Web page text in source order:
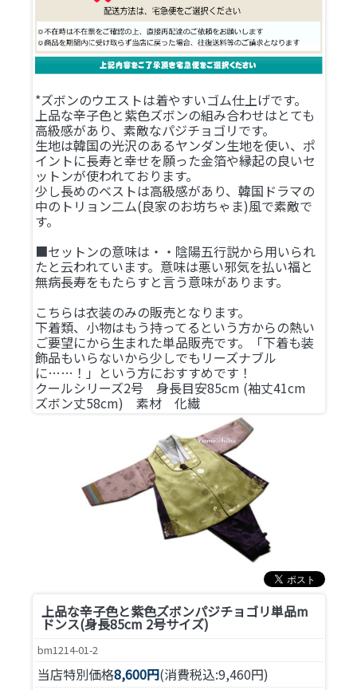
*ズボンのウエストは着やすいゴム仕上げです。
上品な辛子色と紫色ズボンの組み合わせはとても
高級感があり、素敵なパジチョゴリです。
生地は韓国の光沢のあるヤンダン生地を使い、ポ
イントに長寿と幸せを願った金箔や縁起の良いセ
ットンが使われております。
少し長めのベストは高級感があり、韓国ドラマの
中のトリョン二ム(良家のお坊ちゃま)風で素敵で
す。
■セットンの意味は・・陰陽五行説から用いられ
たと云われています。意味は悪い邪気を払い福と
無病長寿をもたらすと言う意味があります。
こちらは衣装のみの販売となります。
下着類、小物はもう持ってるという方からの熱い
ご要望にから生まれた単品販売です。「下着も装
飾品もいらないから少しでもリーズナブル
に……！」という方におすすめです！
クールシリーズ2号 身長目安85cm (袖丈41cm
ズボン丈58cm) 素材 化繊
上品な辛子色と紫色ズボンパジチョゴリ単品m
ドンス(身長85cm 2号サイズ)
bm1214-01-2
当店特別価格8,600円(消費税込:9,460円)